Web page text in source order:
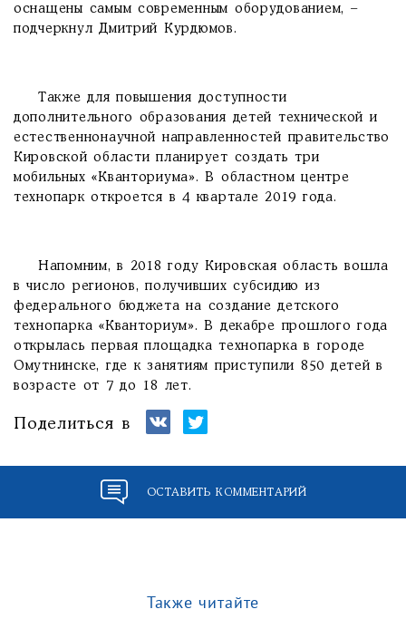
оснащены самым современным оборудованием, –
подчеркнул Дмитрий Курдюмов.
Также для повышения доступности
дополнительного образования детей технической и
естественнонаучной направленностей правительство
Кировской области планирует создать три
мобильных «Кванториума». В областном центре
технопарк откроется в 4 квартале 2019 года.
Напомним, в 2018 году Кировская область вошла
в число регионов, получивших субсидию из
федерального бюджета на создание детского
технопарка «Кванториум». В декабре прошлого года
открылась первая площадка технопарка в городе
Омутнинске, где к занятиям приступили 850 детей в
возрасте от 7 до 18 лет.
Поделиться в
ОСТАВИТЬ КОММЕНТАРИЙ
Также читайте